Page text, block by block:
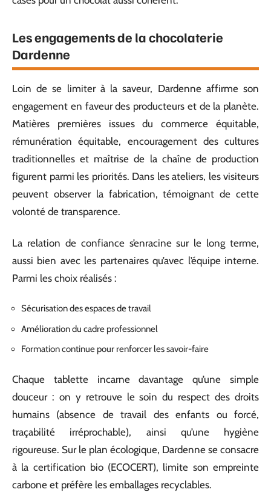
Les engagements de la chocolaterie
Dardenne
Loin de se limiter à la saveur, Dardenne affirme son
engagement en faveur des producteurs et de la planète.
Matières premières issues du commerce équitable,
rémunération équitable, encouragement des cultures
traditionnelles et maîtrise de la chaîne de production
figurent parmi les priorités. Dans les ateliers, les visiteurs
peuvent observer la fabrication, témoignant de cette
volonté de transparence.
La relation de confiance s’enracine sur le long terme,
aussi bien avec les partenaires qu’avec l’équipe interne.
Parmi les choix réalisés :
Sécurisation des espaces de travail
Amélioration du cadre professionnel
Formation continue pour renforcer les savoir-faire
Chaque tablette incarne davantage qu’une simple
douceur : on y retrouve le soin du respect des droits
humains (absence de travail des enfants ou forcé,
traçabilité irréprochable), ainsi qu’une hygiène
rigoureuse. Sur le plan écologique, Dardenne se consacre
à la certification bio (ECOCERT), limite son empreinte
carbone et préfère les emballages recyclables.